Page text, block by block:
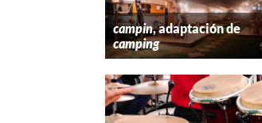
campin, adaptación de
camping